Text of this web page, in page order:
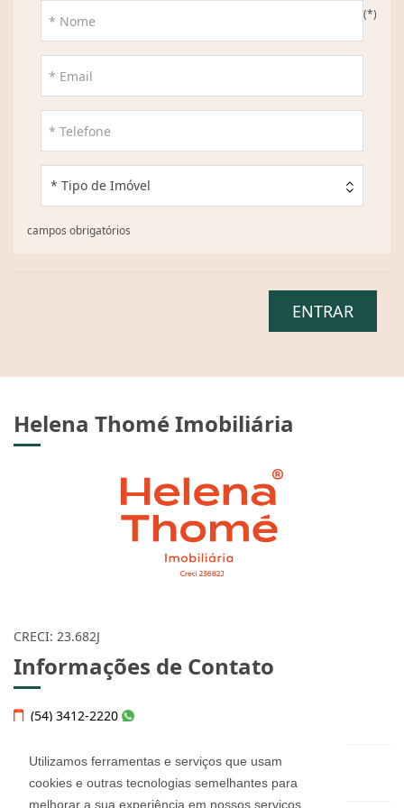
Utilizamos ferramentas e serviços que usam
cookies e outras tecnologias semelhantes para
melhorar a sua experiência em nossos serviços,
* Tipo de Imóvel
(*)
campos obrigatórios
ENTRAR
Helena Thomé Imobiliária
CRECI: 23.682J
Informações de Contato
(54) 3412-2220
helena@imobiliariahelena.com.br